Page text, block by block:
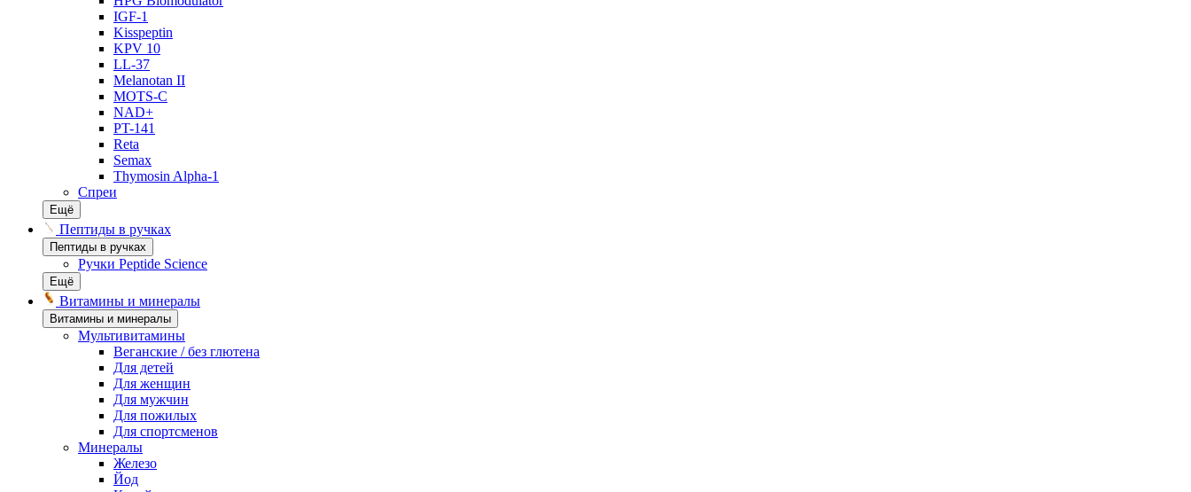
IGF-1
Kisspeptin
KPV 10
LL-37
Melanotan II
MOTS-C
NAD+
PT-141
Reta
Semax
Thymosin Alpha-1
Спреи
Ещё
Пептиды в ручках
Пептиды в ручках
Ручки Peptide Science
Ещё
Витамины и минералы
Витамины и минералы
Мультивитамины
Веганские / без глютена
Для детей
Для женщин
Для мужчин
Для пожилых
Для спортсменов
Минералы
Железо
Йод